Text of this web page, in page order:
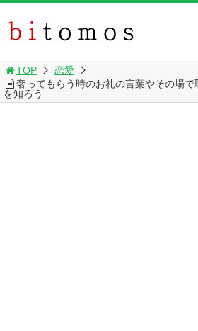
TOP
恋愛
奢ってもらう時のお礼の言葉やその場
を知ろう